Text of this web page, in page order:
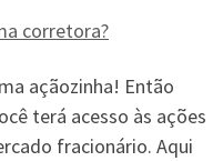
corretora?
açãozinha! Então
terá acesso às ações
fracionário. Aqui